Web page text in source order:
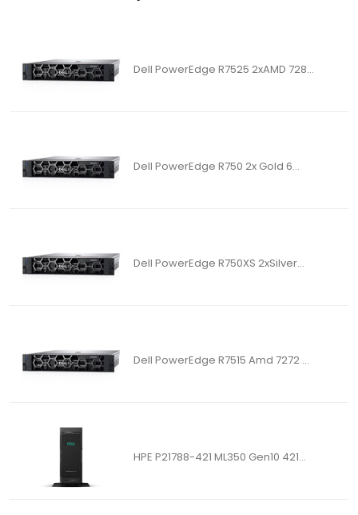
Dell PowerEdge R7525 2xAMD 728...
Dell PowerEdge R750 2x Gold 6...
Dell PowerEdge R750XS 2xSilver...
Dell PowerEdge R7515 Amd 7272 ...
HPE P21788-421 ML350 Gen10 421...